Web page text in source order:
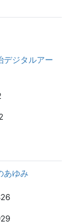
デジタルアー
ゆみ